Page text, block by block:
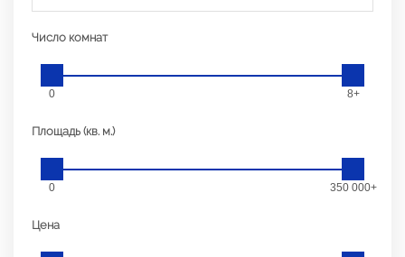
Число комнат
0 8+
Площадь (кв. м.)
0 350 000+
Цена